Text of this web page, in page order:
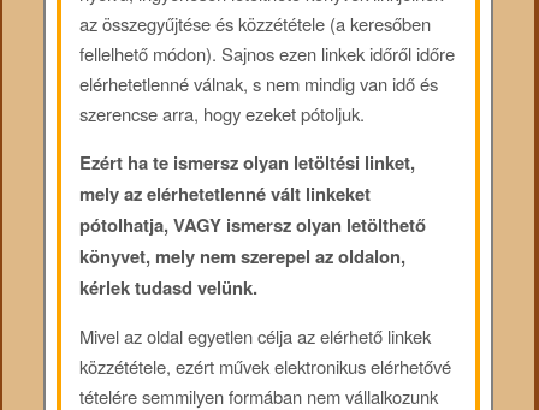
az összegyűjtése és közzététele (a keresőben
fellelhető módon). Sajnos ezen linkek időről időre
elérhetetlenné válnak, s nem mindig van idő és
szerencse arra, hogy ezeket pótoljuk.
Ezért ha te ismersz olyan letöltési linket,
mely az elérhetetlenné vált linkeket
pótolhatja, VAGY ismersz olyan letölthető
könyvet, mely nem szerepel az oldalon,
kérlek tudasd velünk.
Mivel az oldal egyetlen célja az elérhető linkek
közzététele, ezért művek elektronikus elérhetővé
tételére semmilyen formában nem vállalkozunk